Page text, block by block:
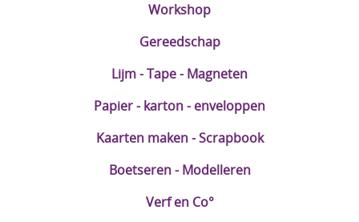
Straffe Combo's!!
Workshop
Gereedschap
Lijm - Tape - Magneten
Papier - karton - enveloppen
Kaarten maken - Scrapbook
Boetseren - Modelleren
Verf en Co°